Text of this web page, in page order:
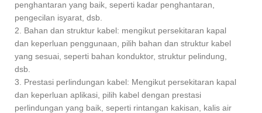
penghantaran yang baik, seperti kadar penghantaran,
pengecilan isyarat, dsb.
2. Bahan dan struktur kabel: mengikut persekitaran kapal
dan keperluan penggunaan, pilih bahan dan struktur kabel
yang sesuai, seperti bahan konduktor, struktur pelindung,
dsb.
3. Prestasi perlindungan kabel: Mengikut persekitaran kapal
dan keperluan aplikasi, pilih kabel dengan prestasi
perlindungan yang baik, seperti rintangan kakisan, kalis air